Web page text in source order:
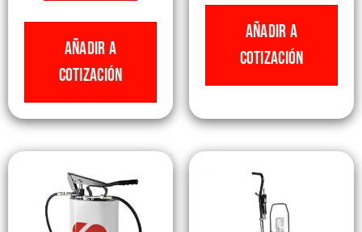
AÑADIR A
COTIZACIÓN
AÑADIR A
COTIZACIÓN